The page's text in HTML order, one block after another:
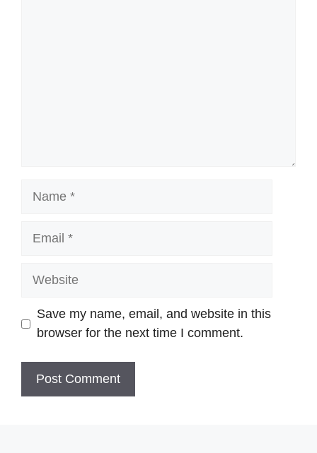
Website
Save my name, email, and website in this
browser for the next time I comment.